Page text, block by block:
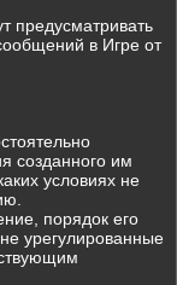
предусматривать
в Игре от
созданного им
условиях не
порядок его
урегулированные